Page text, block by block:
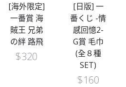
[海外限定]
一番賞 海
賊王 兄弟
の絆 路飛
$320
[日版] 一
番くじ -情
感回憶2-
G賞 毛巾
(全８種
SET)
$160